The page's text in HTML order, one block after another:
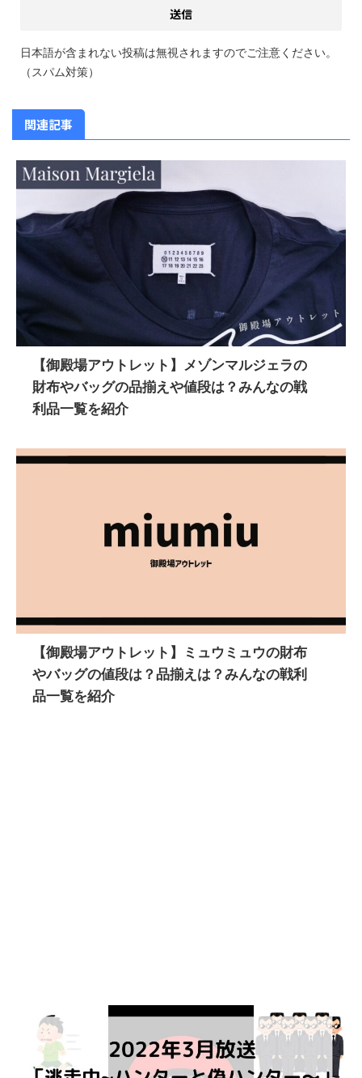
日本語が含まれない投稿は無視されますのでご注意ください。
（スパム対策）
関連記事
【御殿場アウトレット】メゾンマルジェラの
財布やバッグの品揃えや値段は？みんなの戦
利品一覧を紹介
【御殿場アウトレット】ミュウミュウの財布
やバッグの値段は？品揃えは？みんなの戦利
品一覧を紹介